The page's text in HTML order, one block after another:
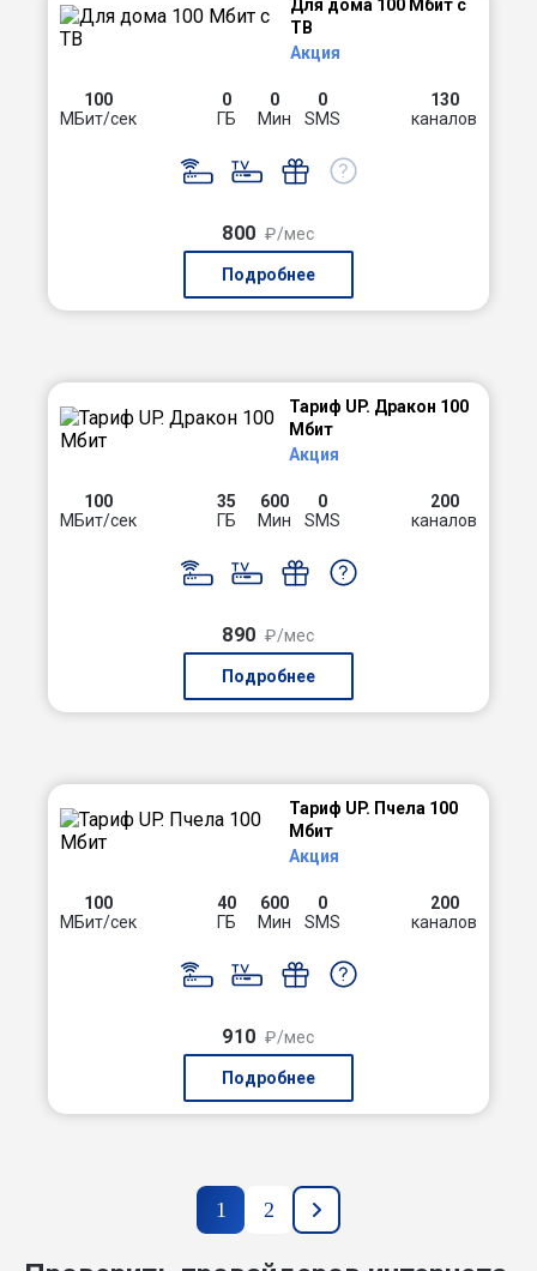
Для дома 100 Мбит с
ТВ
Акция
100
МБит/сек
0
ГБ
0
Мин
0
SMS
130
каналов
800 ₽/мес
Подробнее
Тариф UP. Дракон 100
Мбит
Акция
100
МБит/сек
35
ГБ
600
Мин
0
SMS
200
каналов
890 ₽/мес
Подробнее
Тариф UP. Пчела 100
Мбит
Акция
100
МБит/сек
40
ГБ
600
Мин
0
SMS
200
каналов
910 ₽/мес
Подробнее
1 2